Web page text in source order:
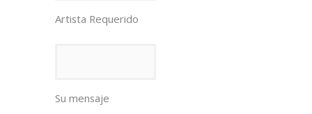
Artista Requerido
Su mensaje